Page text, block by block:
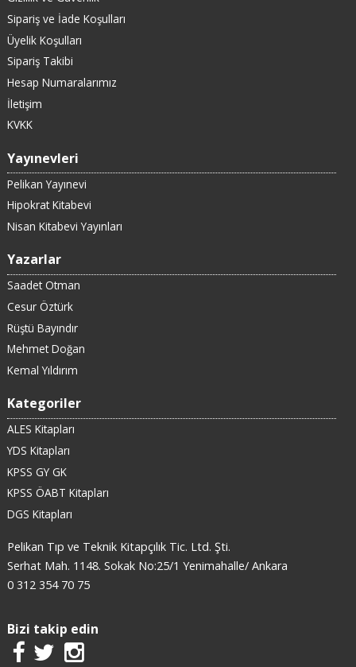
Sipariş ve İade Koşulları
Üyelik Koşulları
Sipariş Takibi
Hesap Numaralarımız
İletişim
KVKK
Yayınevleri
Pelikan Yayınevi
Hipokrat Kitabevi
Nisan Kitabevi Yayınları
Yazarlar
Saadet Otman
Cesur Öztürk
Rüştü Bayındır
Mehmet Doğan
Kemal Yıldırım
Kategoriler
ALES Kitapları
YDS Kitapları
KPSS GY GK
KPSS ÖABT Kitapları
DGS Kitapları
Pelikan Tıp ve Teknik Kitapçılık Tic. Ltd. Şti.
Serhat Mah. 1148. Sokak No:25/1 Yenimahalle/ Ankara
0 312 354 70 75
Bizi takip edin